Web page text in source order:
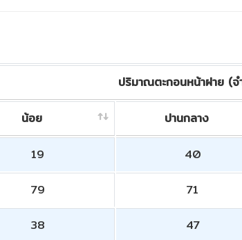
ปริมาณตะกอนหน้าฝาย (จ
น้อย ปานกลาง
19 40
79 71
38 47